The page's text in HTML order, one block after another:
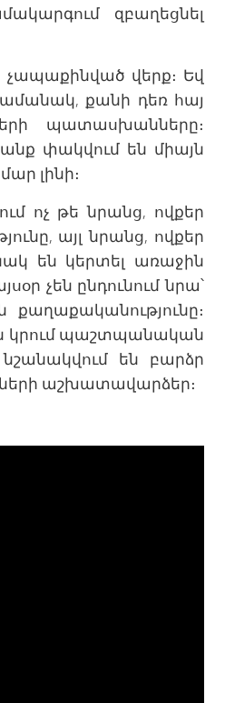
զբաղեցնել
չապաքինված վերք։ Եվ
քանի դեռ հայ
պատասխանները։
փակվում են միայն
լինի։
ոչ թե նրանց, ովքեր
այլ նրանց, ովքեր
են կերտել առաջին
չեն ընդունում նրա՝
կրում պաշտպանական
են բարձր
աշխատավարձեր։